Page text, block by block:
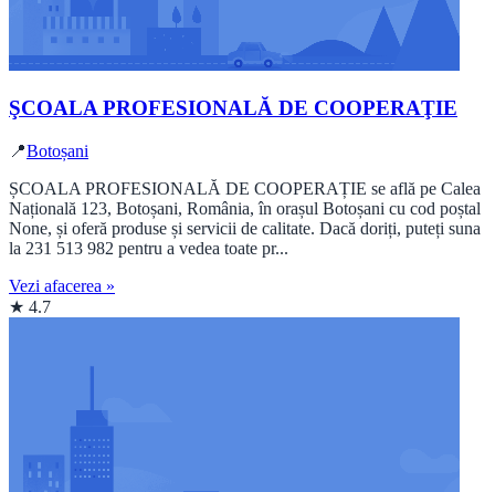
ŞCOALA PROFESIONALĂ DE COOPERAŢIE
📍Botoșani
ȘCOALA PROFESIONALĂ DE COOPERAȚIE se află pe Calea
Națională 123, Botoșani, România, în orașul Botoșani cu cod poștal
None, și oferă produse și servicii de calitate. Dacă doriți, puteți suna
la 231 513 982 pentru a vedea toate pr...
Vezi afacerea »
★ 4.7